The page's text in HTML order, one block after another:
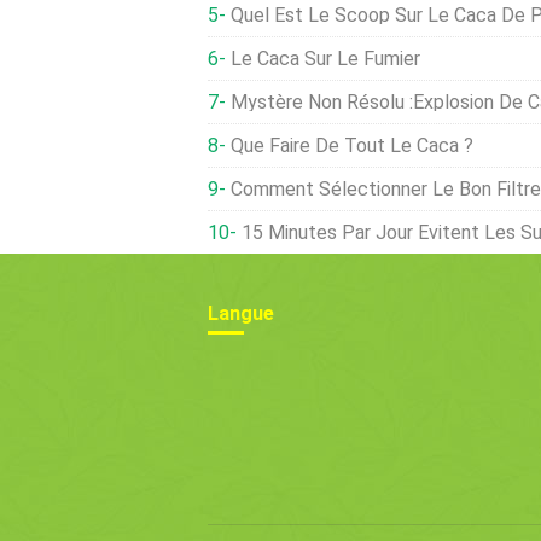
Quel Est Le Scoop Sur Le Caca De
Le Caca Sur Le Fumier
Mystère Non Résolu :Explosion De
Que Faire De Tout Le Caca ?
Comment Sélectionner Le Bon Filtre À Lait Pour
15 Minutes Par Jour Évitent Les
Langue